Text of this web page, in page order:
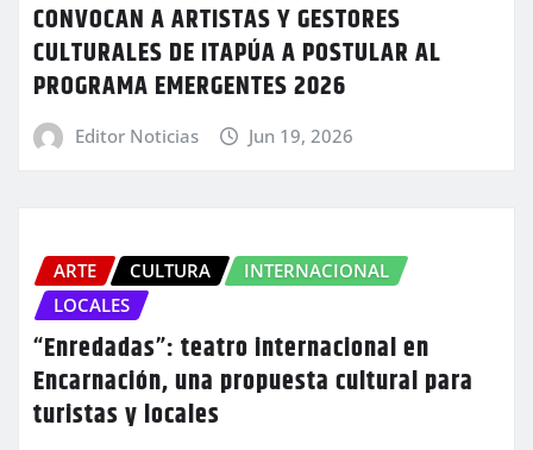
CONVOCAN A ARTISTAS Y GESTORES
CULTURALES DE ITAPÚA A POSTULAR AL
PROGRAMA EMERGENTES 2026
Editor Noticias Jun 19, 2026
ARTE CULTURA
INTERNACIONAL
LOCALES
“Enredadas”: teatro internacional en
Encarnación, una propuesta cultural para
turistas y locales